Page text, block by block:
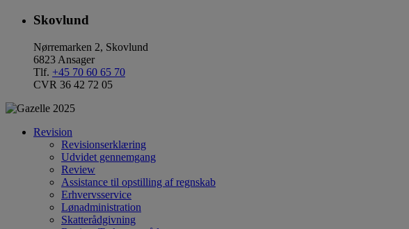
Skovlund
Nørremarken 2, Skovlund
6823 Ansager
Tlf. +45 70 60 65 70
CVR 36 42 72 05
Revision
Revisionserklæring
Udvidet gennemgang
Review
Assistance til opstilling af regnskab
Erhvervsservice
Lønadministration
Skatterådgivning